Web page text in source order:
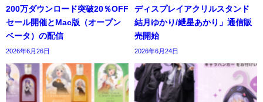
200万ダウンロード突破20％OFF
セール開催とMac版（オープン
ベータ）の配信
2026年6月26日
ディスプレイアクリルスタンド
結月ゆかり/紲星あかり」通信販
売開始
2026年6月24日